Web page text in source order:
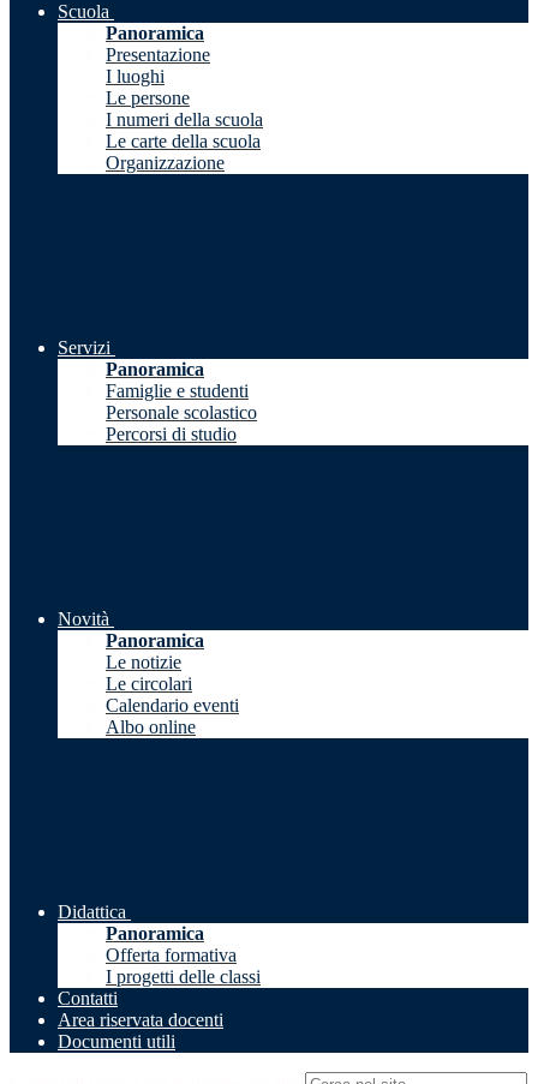
Scuola
Panoramica
Presentazione
I luoghi
Le persone
I numeri della scuola
Le carte della scuola
Organizzazione
Servizi
Panoramica
Famiglie e studenti
Personale scolastico
Percorsi di studio
Novità
Panoramica
Le notizie
Le circolari
Calendario eventi
Albo online
Didattica
Panoramica
Offerta formativa
I progetti delle classi
Contatti
Area riservata docenti
Documenti utili